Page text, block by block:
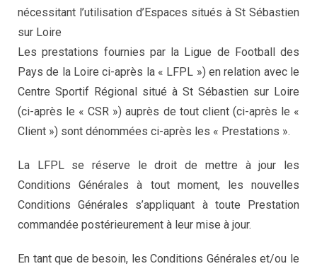
nécessitant l’utilisation d’Espaces situés à St Sébastien
sur Loire
Les prestations fournies par la Ligue de Football des
Pays de la Loire ci-après la « LFPL ») en relation avec le
Centre Sportif Régional situé à St Sébastien sur Loire
(ci-après le « CSR ») auprès de tout client (ci-après le «
Client ») sont dénommées ci-après les « Prestations ».
La LFPL se réserve le droit de mettre à jour les
Conditions Générales à tout moment, les nouvelles
Conditions Générales s’appliquant à toute Prestation
commandée postérieurement à leur mise à jour.
En tant que de besoin, les Conditions Générales et/ou le